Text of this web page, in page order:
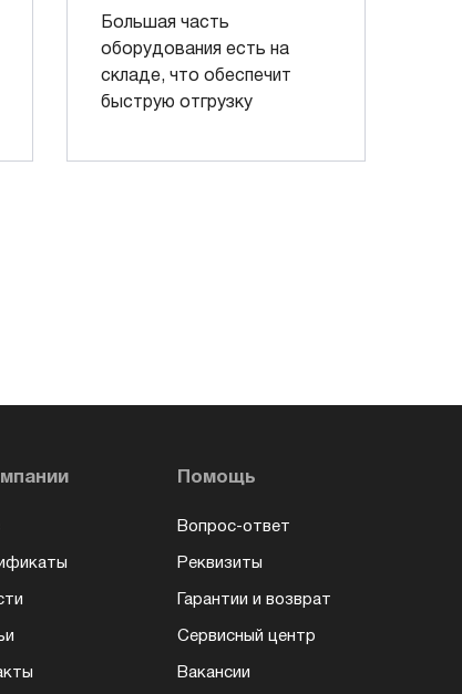
Большая часть
оборудования есть на
складе, что обеспечит
быструю отгрузку
Помощь
Вопрос-ответ
Реквизиты
Гарантии и возврат
Сервисный центр
Вакансии